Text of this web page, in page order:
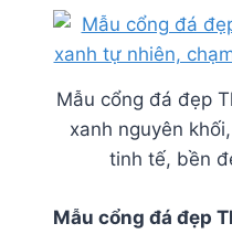
Mẫu cổng đá đẹp
xanh nguyên
tinh tế, bền
Mẫu cổng đá đẹp